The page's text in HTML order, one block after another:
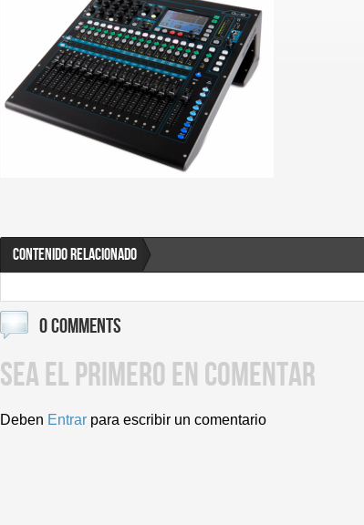
Tutorial de CLA Effects, aprende a
aplicar efectos a tus voces.
CONTENIDO RELACIONADO
0 COMMENTS
SEA EL PRIMERO EN COMENTAR
Deben Entrar para escribir un comentario